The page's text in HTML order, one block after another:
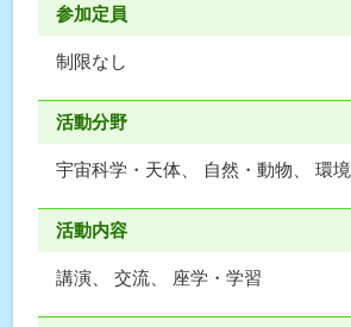
参加定員
制限なし
活動分野
宇宙科学・天体、 自然・動物、 環境
活動内容
講演、 交流、 座学・学習